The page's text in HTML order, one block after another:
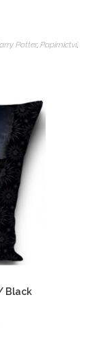
Potter, Papírnictví,
Black